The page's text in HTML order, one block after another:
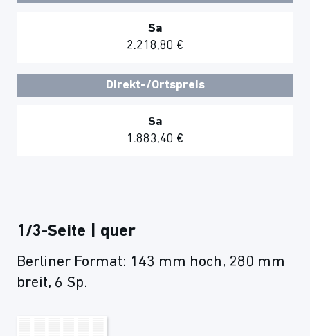
Sa
2.218,80 €
Direkt-/Ortspreis
Sa
1.883,40 €
1/3-Seite | quer
Berliner Format: 143 mm hoch, 280 mm
breit, 6 Sp.